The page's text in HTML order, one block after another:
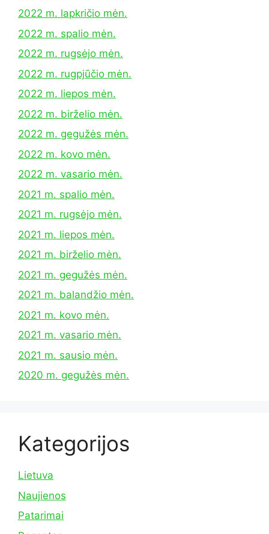
2022 m. lapkričio mėn.
2022 m. spalio mėn.
2022 m. rugsėjo mėn.
2022 m. rugpjūčio mėn.
2022 m. liepos mėn.
2022 m. birželio mėn.
2022 m. gegužės mėn.
2022 m. kovo mėn.
2022 m. vasario mėn.
2021 m. spalio mėn.
2021 m. rugsėjo mėn.
2021 m. liepos mėn.
2021 m. birželio mėn.
2021 m. gegužės mėn.
2021 m. balandžio mėn.
2021 m. kovo mėn.
2021 m. vasario mėn.
2021 m. sausio mėn.
2020 m. gegužės mėn.
Kategorijos
Lietuva
Naujienos
Patarimai